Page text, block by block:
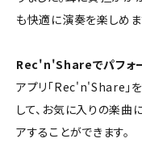
も快適に演奏を楽しめま
Rec'n'Shareでパフォ
アプリ「Rec'n'Share」
して、お気に入りの楽曲
アすることができます。